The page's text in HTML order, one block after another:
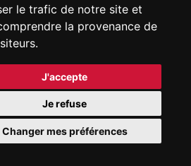
le trafic de notre site et
la provenance de
J'accepte
Je refuse
Changer mes préférences
HORAIRES
Samedi Fermé
cookies-Politique de gestion des cookies
non conforme au RGAA - © 2019 Ville de
réservés | Réalisé par